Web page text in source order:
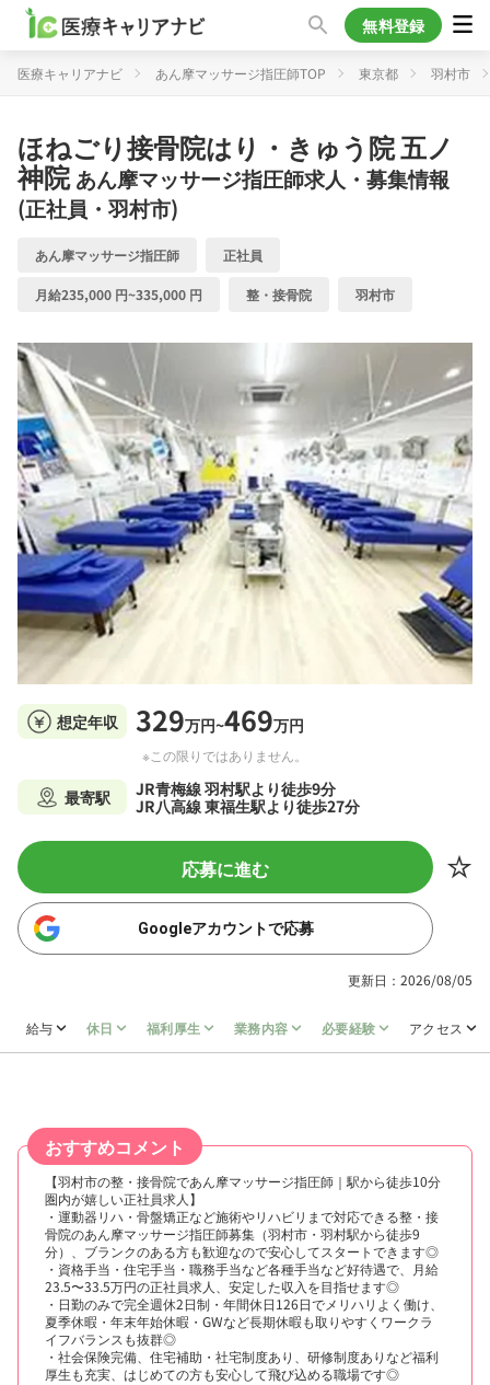
無料登録
医療キャリアナビ あん摩マッサージ指圧師TOP 東京都 羽村市
ほねごり接骨院はり・きゅう院 五ノ
神院あん摩マッサージ指圧師求人・募集情報
(正社員・羽村市)
あん摩マッサージ指圧師 正社員
月給235,000 円~335,000 円 整・接骨院 羽村市
想定年収 329万円~469万円
※この限りではありません。
最寄駅
JR青梅線 羽村駅より徒歩9分
JR八高線 東福生駅より徒歩27分
応募に進む
Googleアカウントで応募
更新日：2026/08/05
給与 休日 福利厚生 業務内容 必要経験 アクセス
おすすめコメント
【羽村市の整・接骨院であん摩マッサージ指圧師｜駅から徒歩10分
圏内が嬉しい正社員求人】
・運動器リハ・骨盤矯正など施術やリハビリまで対応できる整・接
骨院のあん摩マッサージ指圧師募集（羽村市・羽村駅から徒歩9
分）、ブランクのある方も歓迎なので安心してスタートできます◎
・資格手当・住宅手当・職務手当など各種手当など好待遇で、月給
23.5〜33.5万円の正社員求人、安定した収入を目指せます◎
・日勤のみで完全週休2日制・年間休日126日でメリハリよく働け、
夏季休暇・年末年始休暇・GWなど長期休暇も取りやすくワークラ
イフバランスも抜群◎
・社会保険完備、住宅補助・社宅制度あり、研修制度ありなど福利
厚生も充実、はじめての方も安心して飛び込める職場です◎